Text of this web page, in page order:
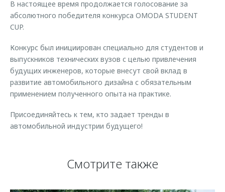
В настоящее время продолжается голосование за
абсолютного победителя конкурса OMODA STUDENT
CUP.
Конкурс был инициирован специально для студентов и
выпускников технических вузов с целью привлечения
будущих инженеров, которые внесут свой вклад в
развитие автомобильного дизайна с обязательным
применением полученного опыта на практике.
Присоединяйтесь к тем, кто задает тренды в
автомобильной индустрии будущего!
Смотрите также